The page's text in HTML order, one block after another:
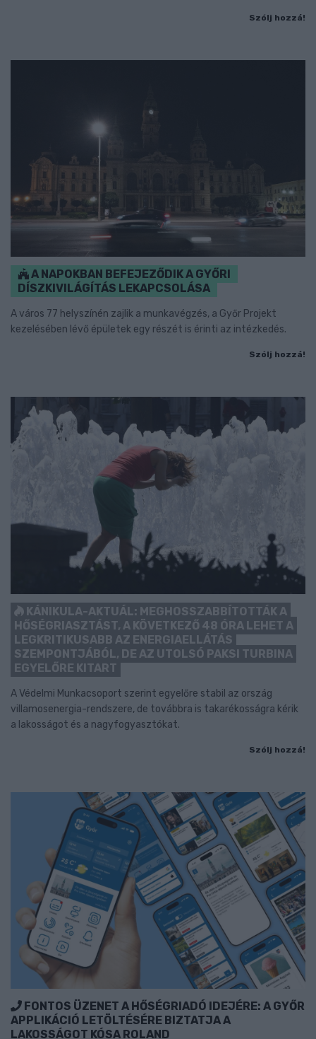
Szólj hozzá!
A NAPOKBAN BEFEJEZŐDIK A GYŐRI
DÍSZKIVILÁGÍTÁS LEKAPCSOLÁSA
A város 77 helyszínén zajlik a munkavégzés, a Győr Projekt
kezelésében lévő épületek egy részét is érinti az intézkedés.
Szólj hozzá!
KÁNIKULA-AKTUÁL: MEGHOSSZABBÍTOTTÁK A
HŐSÉGRIASZTÁST, A KÖVETKEZŐ 48 ÓRA LEHET A
LEGKRITIKUSABB AZ ENERGIAELLÁTÁS
SZEMPONTJÁBÓL, DE AZ UTOLSÓ PAKSI TURBINA
EGYELŐRE KITART
A Védelmi Munkacsoport szerint egyelőre stabil az ország
villamosenergia-rendszere, de továbbra is takarékosságra kérik
a lakosságot és a nagyfogyasztókat.
Szólj hozzá!
FONTOS ÜZENET A HŐSÉGRIADÓ IDEJÉRE: A GYŐR
APPLIKÁCIÓ LETÖLTÉSÉRE BIZTATJA A
LAKOSSÁGOT KÓSA ROLAND